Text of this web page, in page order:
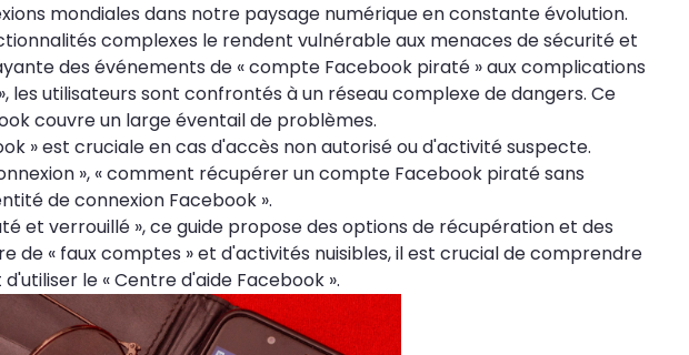
mondiales dans notre paysage numérique en constante évolution.
complexes le rendent vulnérable aux menaces de sécurité et
des événements de « compte Facebook piraté » aux complications
les utilisateurs sont confrontés à un réseau complexe de dangers. Ce
couvre un large éventail de problèmes.
» est cruciale en cas d'accès non autorisé ou d'activité suspecte.
», « comment récupérer un compte Facebook piraté sans
de connexion Facebook ».
et verrouillé », ce guide propose des options de récupération et des
de « faux comptes » et d'activités nuisibles, il est crucial de comprendre
le « Centre d'aide Facebook ».